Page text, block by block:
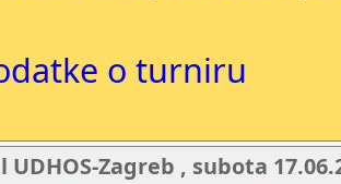
o turniru
Zagreb , subota